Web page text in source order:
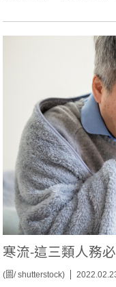
寒流-這三類人務
(圖/ shutterstock)